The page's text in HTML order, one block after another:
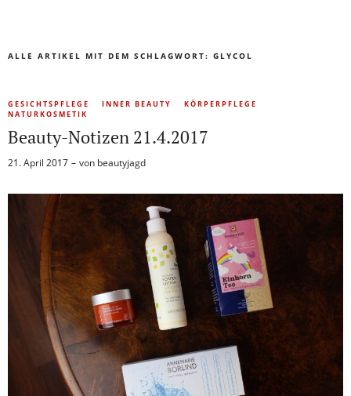
ALLE ARTIKEL MIT DEM SCHLAGWORT: GLYCOL
GESICHTSPFLEGE INNER BEAUTY
KÖRPERPFLEGE
NATURKOSMETIK
Beauty-Notizen 21.4.2017
21. April 2017 von beautyjagd